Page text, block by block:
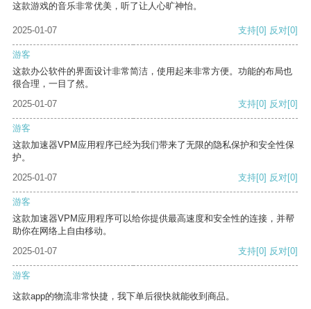
这款游戏的音乐非常优美，听了让人心旷神怡。
2025-01-07 支持[0] 反对[0]
游客
这款办公软件的界面设计非常简洁，使用起来非常方便。功能的布局也
很合理，一目了然。
2025-01-07
支持[0] 反对[0]
游客
这款加速器VPM应用程序已经为我们带来了无限的隐私保护和安全性保
护。
2025-01-07
支持[0] 反对[0]
游客
这款加速器VPM应用程序可以给你提供最高速度和安全性的连接，并帮
助你在网络上自由移动。
2025-01-07
支持[0] 反对[0]
游客
这款app的物流非常快捷，我下单后很快就能收到商品。